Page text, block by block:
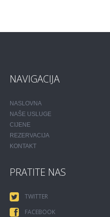
NAVIGACIJA
NASLOVNA
NAŠE USLUGE
CIJENE
REZERVACIJA
KONTAKT
PRATITE NAS
TWITTER
FACEBOOK